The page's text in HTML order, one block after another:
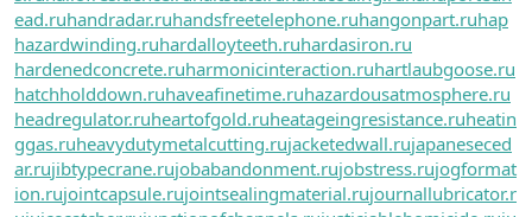
ead.ruhandradar.ruhandsfreetelephone.ruhangonpart.ruhap
hazardwinding.ruhardalloyteeth.ruhardasiron.ru
hardenedconcrete.ruharmonicinteraction.ruhartlaubgoose.ru
hatchholddown.ruhaveafinetime.ruhazardousatmosphere.ru
headregulator.ruheartofgold.ruheatageingresistance.ruheatin
ggas.ruheavydutymetalcutting.rujacketedwall.rujapaneseced
ar.rujibtypecrane.rujobabandonment.rujobstress.rujogformat
ion.rujointcapsule.rujointsealingmaterial.rujournallubricator.r